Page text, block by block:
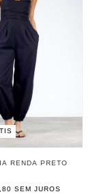
RENDA PRETO
SEM JUROS